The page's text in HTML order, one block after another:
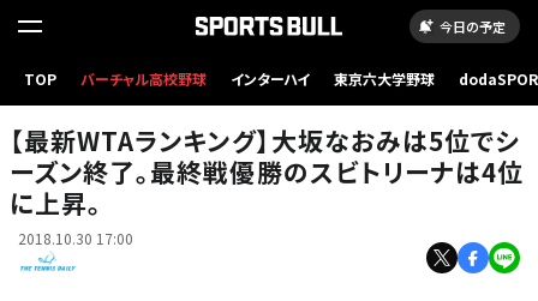
今日の予定
TOP バーチャル高校野球 インターハイ 東京六大学野球
「BNP パリバ WTAファイナルズ・シンガポール 」での大坂なおみ
【最新WTAランキング】大坂なおみは5位でシ
ーズン終了。最終戦優勝のスビトリーナは4位
に上昇。
2018.10.30 17:00